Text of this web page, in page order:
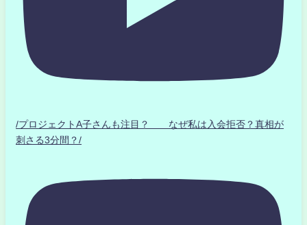
/プロジェクトA子さんも注目？ なぜ私は入会拒否？真相が
刺さる3分間？/